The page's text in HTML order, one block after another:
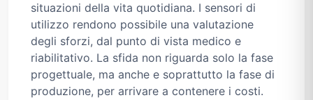
situazioni della vita quotidiana. I sensori di
utilizzo rendono possibile una valutazione
degli sforzi, dal punto di vista medico e
riabilitativo. La sfida non riguarda solo la fase
progettuale, ma anche e soprattutto la fase di
produzione, per arrivare a contenere i costi.